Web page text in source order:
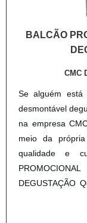
BALCÃO
CMC
Se alguém está
desmontável
na empresa
meio da
qualidade e
DEGUSTAÇÃO
desmontável
responsável,